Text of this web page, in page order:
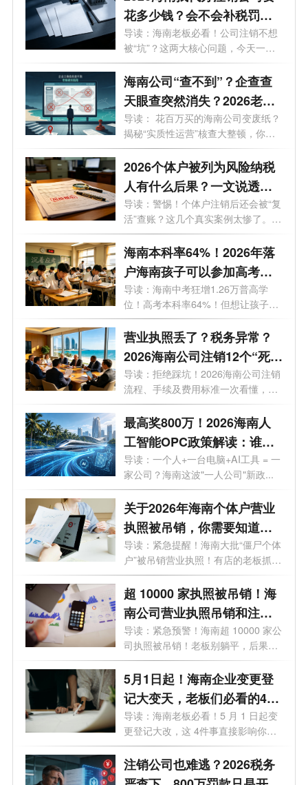
花多少钱？会不会补税罚
款？海南最新注销避坑指
南！
导读：海南老板必看！公司注销不想
被“坑”？这两大核心问题，今天一次
说...
海南公司“查不到”？企查查
天眼查突然消失？2026老板
必看的工商屏蔽避坑与解除
指南！
导读： 花百万买的海南公司变废纸？
揭秘“实质性运营”核查大整顿，你
的...
2026个体户被列为风险纳税
人有什么后果？一文说透原
因与解除办法
导读：警惕！个体户注销后还会被“复
活”查账？这几个真实案例太惨了。
最...
海南本科率64%！2026年落
户海南孩子可以参加高考
吗？答案来了！
导读：海南中考狂增1.26万普高学
位！高考本科率64%！但想让孩子来
海南高考...
营业执照丢了？税务异常？
2026海南公司注销12个“死
结”一次性解开，海南老板速
藏！
导读：拒绝踩坑！2026海南公司注销
流程、手续及费用标准一次看懂，少
走弯...
最高奖800万！2026海南人
工智能OPC政策解读：谁可
以拿、能拿多少、怎么落
地？一文了解！
导读：一个人+一台电脑+AI工具 = 一
家公司？海南这波"一人公司"新政...
关于2026年海南个体户营业
执照被吊销，你需要知道的
10大问题
导读：紧急提醒！海南大批“僵尸个体
户”被吊销营业执照！有店的老板抓
紧...
超 10000 家执照被吊销！海
南公司营业执照吊销和注销
一样吗？企业被吊销后应该
怎么处理？看这篇就够了！
导读：紧急预警！海南超 10000 家公
司执照被吊销！老板别躺平，后果直
接影...
5月1日起！海南企业变更登
记大变天，老板们必看的4个
关键影响
导读：海南老板必看！5 月 1 日起变
更登记大改，这 4件事直接影响你的
钱袋...
注销公司也难逃？2026税务